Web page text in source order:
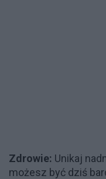
Zdrowie: Unikaj
możesz być dziś